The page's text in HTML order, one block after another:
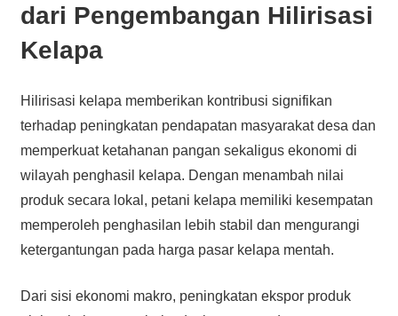
dari Pengembangan Hilirisasi
Kelapa
Hilirisasi kelapa memberikan kontribusi signifikan
terhadap peningkatan pendapatan masyarakat desa dan
memperkuat ketahanan pangan sekaligus ekonomi di
wilayah penghasil kelapa. Dengan menambah nilai
produk secara lokal, petani kelapa memiliki kesempatan
memperoleh penghasilan lebih stabil dan mengurangi
ketergantungan pada harga pasar kelapa mentah.
Dari sisi ekonomi makro, peningkatan ekspor produk